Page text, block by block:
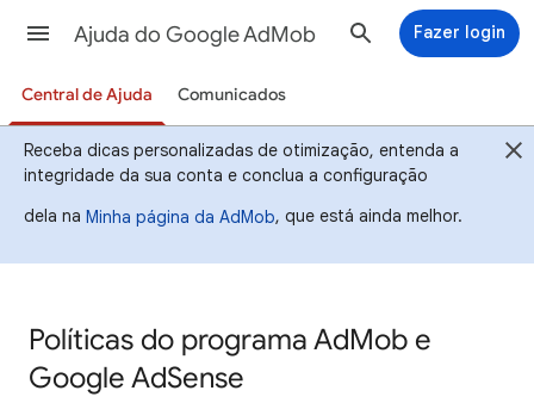
Ajuda do Google AdMob Fazer login
Central de Ajuda Comunicados
Receba dicas personalizadas de otimização, entenda a
integridade da sua conta e conclua a configuração
dela na Minha página da AdMob, que está ainda melhor.
Políticas do programa AdMob e
Google AdSense